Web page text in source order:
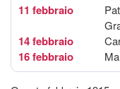
11 febbraio
14 febbraio
16 febbraio